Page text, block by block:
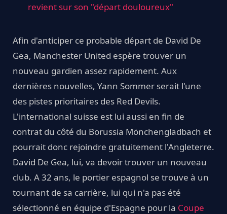
revient sur son "départ douloureux"
Afin d'anticiper ce probable départ de David De
Gea, Manchester United espère trouver un
nouveau gardien assez rapidement. Aux
dernières nouvelles, Yann Sommer serait l'une
des pistes prioritaires des Red Devils.
L'international suisse est lui aussi en fin de
contrat du côté du Borussia Mönchengladbach et
pourrait donc rejoindre gratuitement l'Angleterre.
David De Gea, lui, va devoir trouver un nouveau
club. A 32 ans, le portier espagnol se trouve à un
tournant de sa carrière, lui qui n'a pas été
sélectionné en équipe d'Espagne pour la Coupe